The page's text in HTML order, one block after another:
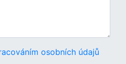
osobních údajů